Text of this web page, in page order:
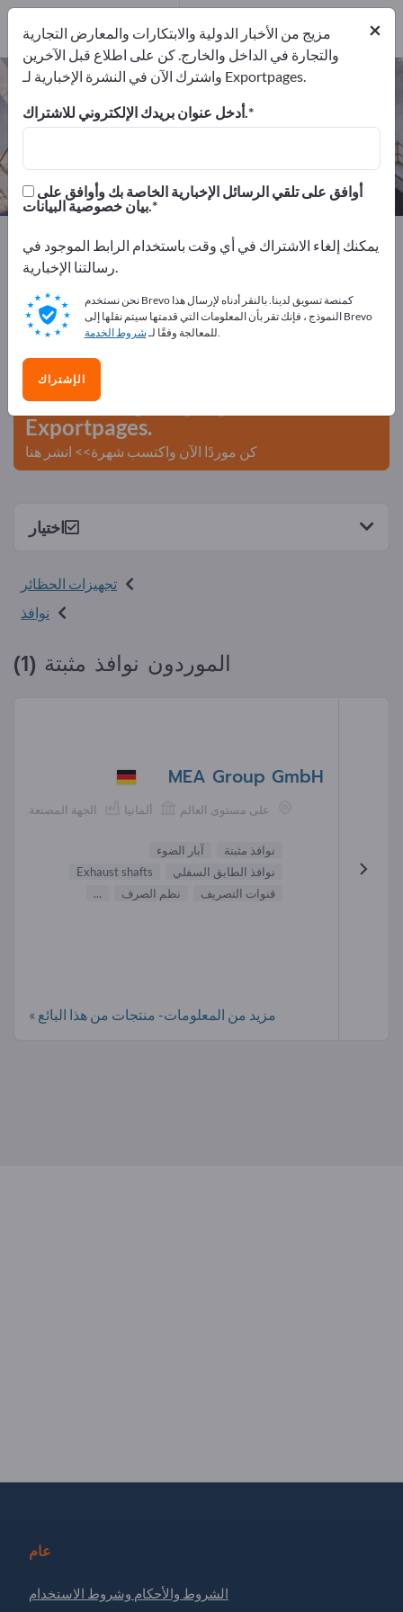
نوافذ مثبتة – اعثر على الشركات
المصنعة والموردين
1
1
Exportpages الزراعة والغابات
تجهيزات الحظائر
نوافذ مثبتة
أعلن مجانًا على Exportpages!
الاحتياجات – العروض – السلع المستعملة – جهات الاتصال
التجارية >> ابدأ من هنا
انشر شركتك ومنتجاتك على
Exportpages.
كن موردًا الآن واكتسب شهرة>> انشر هنا
اختيار
تجهيزات الحظائر
نوافذ
الموردون نوافذ مثبتة (1)
MEA Group GmbH
الجهة المصنعة ألمانيا على مستوى العالم
نوافذ مثبتة
آبار الضوء
نوافذ الطابق السفلي
Exhaust shafts
قنوات التصريف
نظم الصرف ...
مزيد من المعلومات- منتجات من هذا البائع »
عام
الشروط والأحكام وشروط الاستخدام
×
مزيج من الأخبار الدولية والابتكارات والمعارض التجارية
والتجارة في الداخل والخارج. كن على اطلاع قبل الآخرين
واشترك الآن في النشرة الإخبارية لـ Exportpages.
أدخل عنوان بريدك الإلكتروني للاشتراك.
بيان خصوصية البيانات.
يمكنك إلغاء الاشتراك في أي وقت باستخدام الرابط الموجود في
رسالتنا الإخبارية.
نحن نستخدم Brevo كمنصة تسويق لدينا. بالنقر أدناه لإرسال هذا
النموذج ، فإنك تقر بأن المعلومات التي قدمتها سيتم نقلها إلى Brevo
للمعالجة وفقًا لـشروط الخدمة .
الإشتراك